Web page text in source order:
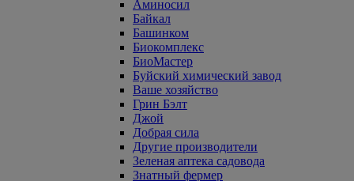
Аминосил
Байкал
Башинком
Биокомплекс
БиоМастер
Буйский химический завод
Ваше хозяйство
Грин Бэлт
Джой
Добрая сила
Другие производители
Зеленая аптека садовода
Знатный фермер